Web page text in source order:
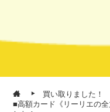
買い取りました！
■高額カード《リーリエの